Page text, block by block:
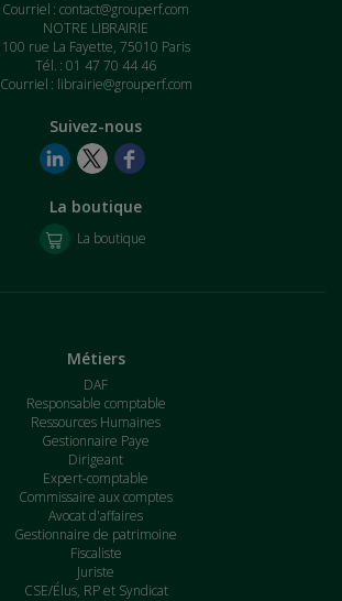
Courriel : contact@grouperf.com
NOTRE LIBRAIRIE
100 rue La Fayette, 75010 Paris
Tél. : 01 47 70 44 46
Courriel : librairie@grouperf.com
Suivez-nous
La boutique
La boutique
Métiers
DAF
Responsable comptable
Ressources Humaines
Gestionnaire Paye
Dirigeant
Expert-comptable
Commissaire aux comptes
Avocat d'affaires
Gestionnaire de patrimoine
Fiscaliste
Juriste
CSE/Élus, RP et Syndicat